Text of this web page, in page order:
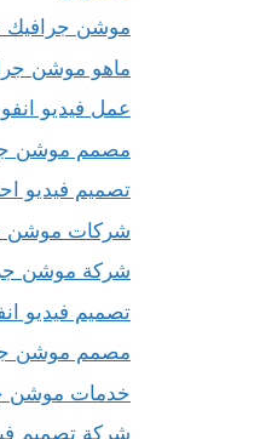
موشن جرافيك
ماهو موشن
عمل فيديو
مصمم موشن
تصميم فيديو
شركات موشن
شركة موشن
تصميم فيديو
مصمم موشن
خدمات موشن
شركة تصميم